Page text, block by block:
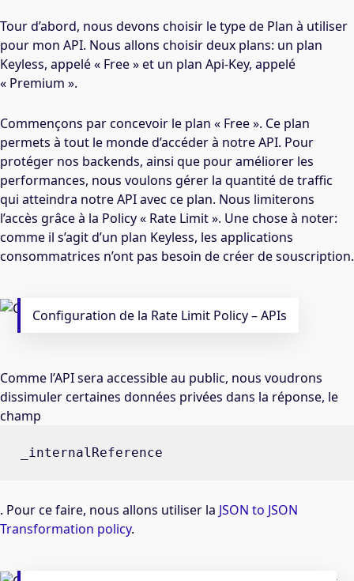
Tour d’abord, nous devons choisir le type de Plan à utiliser
pour mon API. Nous allons choisir deux plans: un plan
Keyless, appelé « Free » et un plan Api-Key, appelé
« Premium ».
Commençons par concevoir le plan « Free ». Ce plan
permets à tout le monde d’accéder à notre API. Pour
protéger nos backends, ainsi que pour améliorer les
performances, nous voulons gérer la quantité de traffic
qui atteindra notre API avec ce plan. Nous limiterons
l’accès grâce à la Policy « Rate Limit ». Une chose à noter:
comme il s’agit d’un plan Keyless, les applications
consommatrices n’ont pas besoin de créer de souscription.
Configuration de la Rate Limit Policy – APIs
Comme l’API sera accessible au public, nous voudrons
dissimuler certaines données privées dans la réponse, le
champ
_internalReference
. Pour ce faire, nous allons utiliser la JSON to JSON
Transformation policy.